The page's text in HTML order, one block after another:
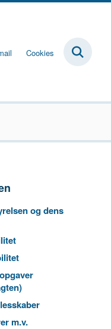
Cookies
og dens
m.v.